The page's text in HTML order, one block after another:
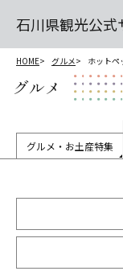
石川県観光公式
HOME グルメ ホットペ
グルメ
グルメ・お土産特集